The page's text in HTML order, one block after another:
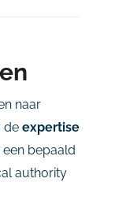
naar
de expertise
een bepaald
authority